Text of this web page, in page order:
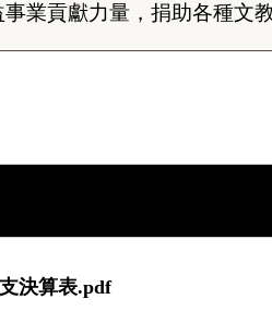
業貢獻力量，捐助各種文
決算表.pdf